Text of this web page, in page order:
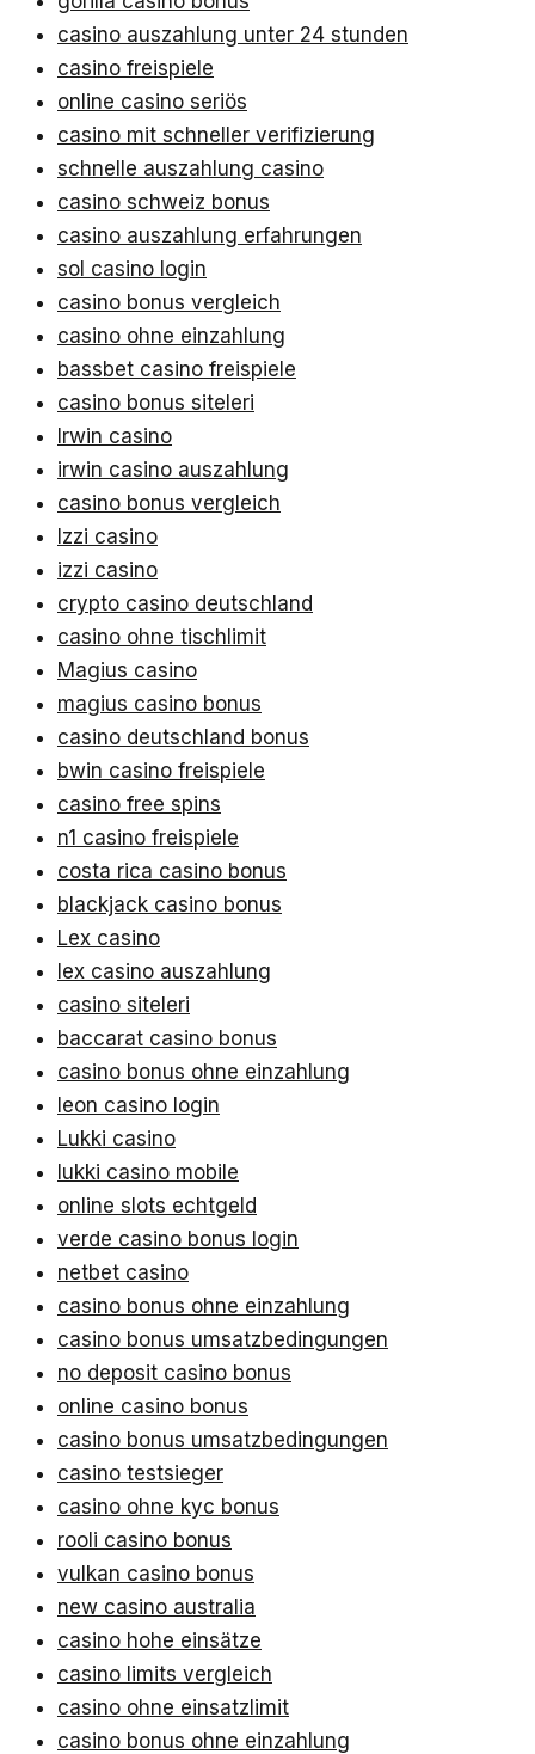
casino auszahlung unter 24 stunden
casino freispiele
online casino seriös
casino mit schneller verifizierung
schnelle auszahlung casino
casino schweiz bonus
casino auszahlung erfahrungen
sol casino login
casino bonus vergleich
casino ohne einzahlung
bassbet casino freispiele
casino bonus siteleri
Irwin casino
irwin casino auszahlung
casino bonus vergleich
Izzi casino
izzi casino
crypto casino deutschland
casino ohne tischlimit
Magius casino
magius casino bonus
casino deutschland bonus
bwin casino freispiele
casino free spins
n1 casino freispiele
costa rica casino bonus
blackjack casino bonus
Lex casino
lex casino auszahlung
casino siteleri
baccarat casino bonus
casino bonus ohne einzahlung
leon casino login
Lukki casino
lukki casino mobile
online slots echtgeld
verde casino bonus login
netbet casino
casino bonus ohne einzahlung
casino bonus umsatzbedingungen
no deposit casino bonus
online casino bonus
casino bonus umsatzbedingungen
casino testsieger
casino ohne kyc bonus
rooli casino bonus
vulkan casino bonus
new casino australia
casino hohe einsätze
casino limits vergleich
casino ohne einsatzlimit
casino bonus ohne einzahlung